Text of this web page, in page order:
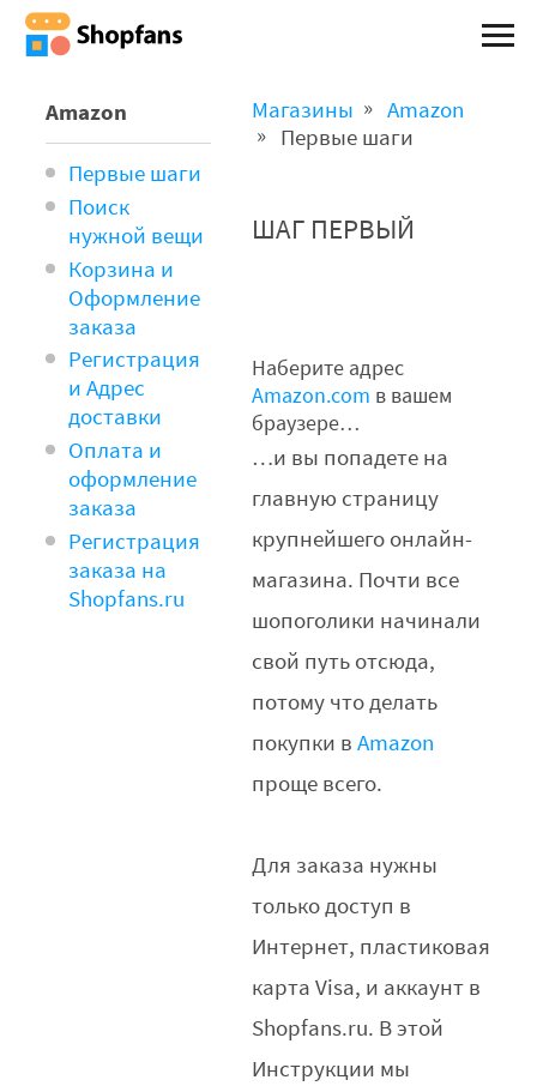
Amazon
Первые шаги
Поиск
нужной вещи
Корзина и
Оформление
заказа
Регистрация
и Адрес
доставки
Оплата и
оформление
заказа
Регистрация
заказа на
Shopfans.ru
Магазины
Amazon
Первые шаги
ШАГ ПЕРВЫЙ
Наберите адрес
Amazon.com в вашем
браузере…
…и вы попадете на
главную страницу
крупнейшего онлайн-
магазина. Почти все
шопоголики начинали
свой путь отсюда,
потому что делать
покупки вAmazon
проще всего.
Для заказа нужны
только доступ в
Интернет, пластиковая
карта Visa, и аккаунт в
Shopfans.ru. В этой
Инструкции мы